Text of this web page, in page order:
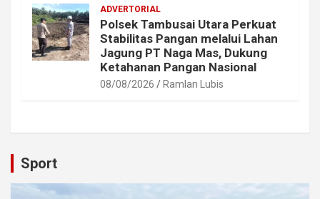
ADVERTORIAL
Polsek Tambusai Utara Perkuat
Stabilitas Pangan melalui Lahan
Jagung PT Naga Mas, Dukung
Ketahanan Pangan Nasional
08/08/2026 Ramlan Lubis
Sport